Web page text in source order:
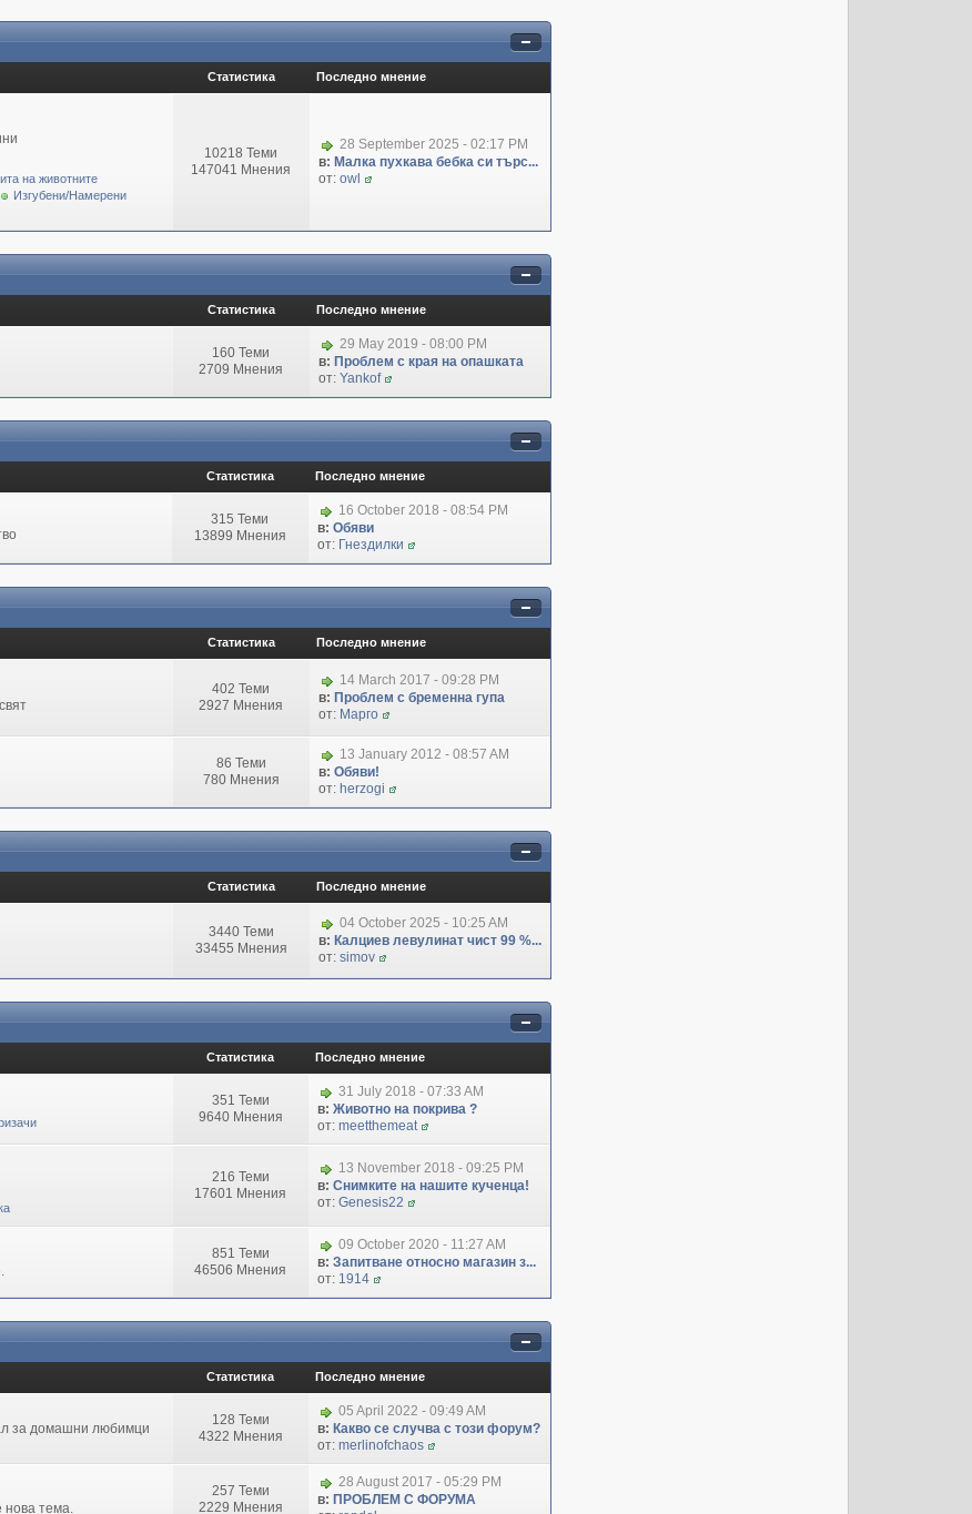
Статистика Последно мнение
на животните
Изгубени/Намерени
10218 Теми
147041 Мнения
28 September 2025 - 02:17 PM
в: Малка пухкава бебка си търс...
от: owl
Статистика Последно мнение
160 Теми
2709 Мнения
29 May 2019 - 08:00 PM
в: Проблем с края на опашката
от: Yankof
Статистика Последно мнение
315 Теми
13899 Мнения
16 October 2018 - 08:54 PM
в: Обяви
от: Гнездилки
Статистика Последно мнение
402 Теми
2927 Мнения
14 March 2017 - 09:28 PM
в: Проблем с бременна гупа
от: Марго
86 Теми
780 Мнения
13 January 2012 - 08:57 AM
в: Обяви!
от: herzogi
Статистика Последно мнение
3440 Теми
33455 Мнения
04 October 2025 - 10:25 AM
в: Калциев левулинат чист 99 %...
от: simov
Статистика Последно мнение
351 Теми
9640 Мнения
31 July 2018 - 07:33 AM
в: Животно на покрива ?
от: meetthemeat
216 Теми
17601 Мнения
13 November 2018 - 09:25 PM
в: Снимките на нашите кученца!
от: Genesis22
851 Теми
46506 Мнения
09 October 2020 - 11:27 AM
в: Запитване относно магазин з...
от: 1914
Статистика Последно мнение
за домашни любимци
128 Теми
4322 Мнения
05 April 2022 - 09:49 AM
в: Какво се случва с този форум?
от: merlinofchaos
тема.
257 Теми
2229 Мнения
28 August 2017 - 05:29 PM
в: ПРОБЛЕМ С ФОРУМА